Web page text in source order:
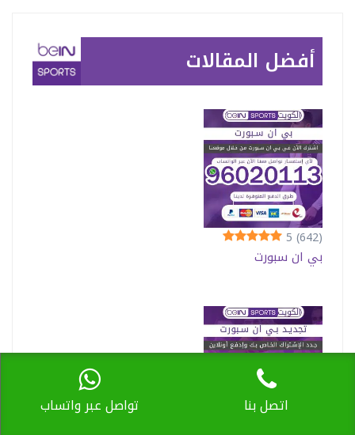
المقالات
أفضل المقالات
5 (642)
بي ان سبورت
اتصل بنا تواصل عبر واتساب